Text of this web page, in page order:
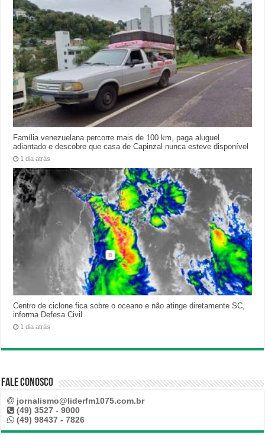
Família venezuelana percorre mais de 100 km, paga aluguel
adiantado e descobre que casa de Capinzal nunca esteve disponível
1 dia atrás
Centro de ciclone fica sobre o oceano e não atinge diretamente SC,
informa Defesa Civil
1 dia atrás
Fale Conosco
jornalismo@liderfm1075.com.br
(49) 3527 - 9000
(49) 98437 - 7826